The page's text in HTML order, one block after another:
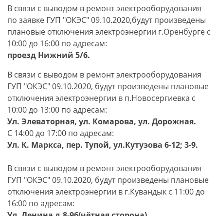
В связи с выводом в ремонт электрооборудования
по заявке ГУП "ОКЭС" 09.10.2020,будут произведены
плановые отключения электроэнергии г.Оренбурге с
10:00 до 16:00 по адресам:
проезд Нижний 5/6.
В связи с выводом в ремонт электрооборудования
ГУП "ОКЭС" 09.10.2020, будут произведены плановые
отключения электроэнергии в п.Новосергиевка c
10:00 до 13:00 по адресам:
Ул. Элеваторная, ул. Комарова, ул. Дорожная.
С 14:00 до 17:00 по адресам:
Ул. К. Маркса, пер. Тупой, ул.Кутузова 6-12; 3-9.
В связи с выводом в ремонт электрооборудования
ГУП "ОКЭС" 09.10.2020, будут произведены плановые
отключения электроэнергии в г.Кувандык с 11:00 до
16:00 по адресам: